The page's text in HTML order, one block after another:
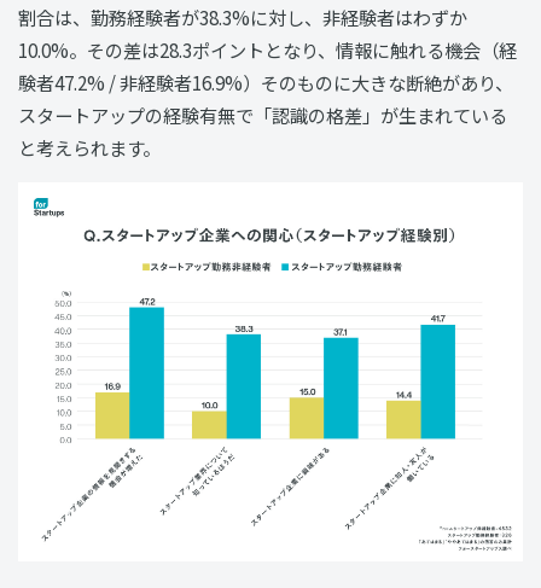
割合は、勤務経験者が38.3%に対し、非経験者はわずか
10.0%。その差は28.3ポイントとなり、情報に触れる機会（経
験者47.2% / 非経験者16.9%）そのものに大きな断絶があり、
スタートアップの経験有無で「認識の格差」が生まれている
と考えられます。